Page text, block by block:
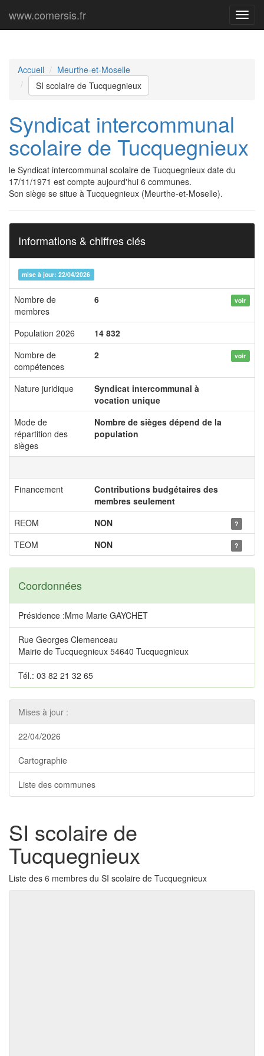
Menu
www.comersis.fr
Accueil
Meurthe-et-Moselle
SI scolaire de Tucquegnieux
Syndicat intercommunal
scolaire de Tucquegnieux
le Syndicat intercommunal scolaire de Tucquegnieux date du
17/11/1971 est compte aujourd'hui 6 communes.
Son siège se situe à Tucquegnieux (Meurthe-et-Moselle).
Informations & chiffres clés
mise à jour: 22/04/2026
Nombre de
membres
6 voir
Population 2026
14 832
Nombre de
compétences
2 voir
Nature juridique
Syndicat intercommunal à
vocation unique
Mode de
répartition des
sièges
Nombre de sièges dépend de la
population
Financement
Contributions budgétaires des
membres seulement
REOM
NON ?
TEOM NON ?
Coordonnées
Présidence :Mme Marie GAYCHET
Rue Georges Clemenceau
Mairie de Tucquegnieux 54640 Tucquegnieux
Tél.: 03 82 21 32 65
Mises à jour :
22/04/2026
Cartographie
Liste des communes
SI scolaire de
Tucquegnieux
Liste des 6 membres du SI scolaire de Tucquegnieux